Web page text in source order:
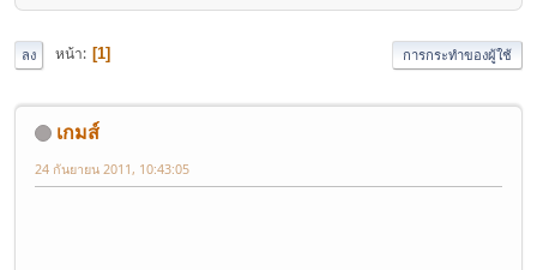
ลง หน้า 1 การกระทำของผู้ใช้
เกมส์
24 กันยายน 2011, 10:43:05